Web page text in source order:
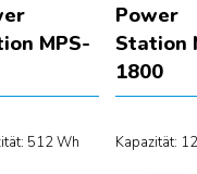
MPS-
512 Wh
Power
Station
1800
Kapazität: